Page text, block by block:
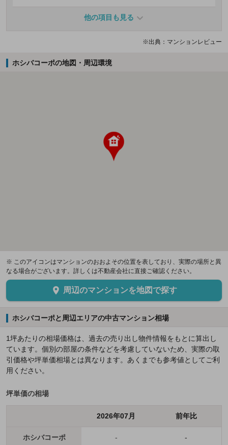
他の項目も見る
※出典：マンションレビュー
ホシバコーポの地図・周辺環境
※ このアイコンはマンションのおおよその位置を表しており、実際の場所と異
なる場合がございます。詳しくは不動産会社に直接ご確認ください。
周辺のマンションを地図で探す
ホシバコーポと周辺エリアの中古マンション相場
1坪あたりの相場価格は、過去の売り出し物件情報をもとに算出し
ています。個別の部屋の条件などを考慮していないため、実際の取
引価格や坪単価相場とは異なります。あくまでも参考値としてご利
用ください。
坪単価の相場
2026年07月 前年比
ホシバコーポ - -